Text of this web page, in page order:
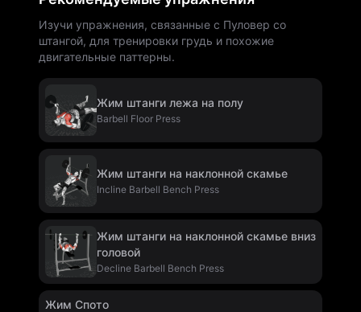
Изучи упражнения, связанные с Пуловер со
штангой, для тренировки грудь и похожие
двигательные паттерны.
Жим штанги лежа на полу
Barbell Floor Press
Жим штанги на наклонной скамье
Incline Barbell Bench Press
Жим штанги на наклонной скамье вниз
головой
Decline Barbell Bench Press
Жим Спото